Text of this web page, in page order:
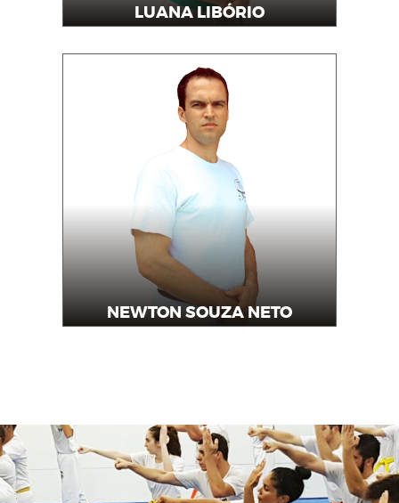
LUANA LIBÓRIO
Instrutora
NEWTON SOUZA NETO
Instrutor